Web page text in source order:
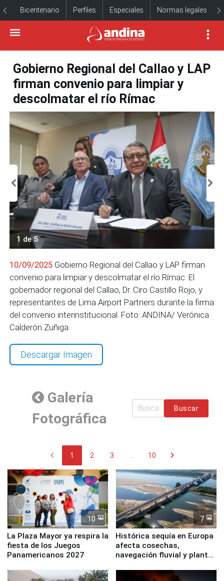
Bicentenario Perfiles Especiales Normas legales
Gobierno Regional del Callao y LAP
firman convenio para limpiar y
descolmatar el río Rímac
1 de 5
10/09/2025 Gobierno Regional del Callao y LAP firman
convenio para limpiar y descolmatar el río Rímac. El
gobernador regional del Callao, Dr. Ciro Castillo Rojo, y
representantes de Lima Airport Partners durante la firma
del convenio interinstitucional. Foto: ANDINA/ Verónica
Calderón Zuñiga
Descargar Imagen
Galería
Fotográfica
Buscar
chevron_left 1 2 3 10 chevron_right
10
La Plaza Mayor ya respira la
fiesta de los Juegos
Panamericanos 2027
7
Histórica sequía en Europa
afecta cosechas,
navegación fluvial y plantas